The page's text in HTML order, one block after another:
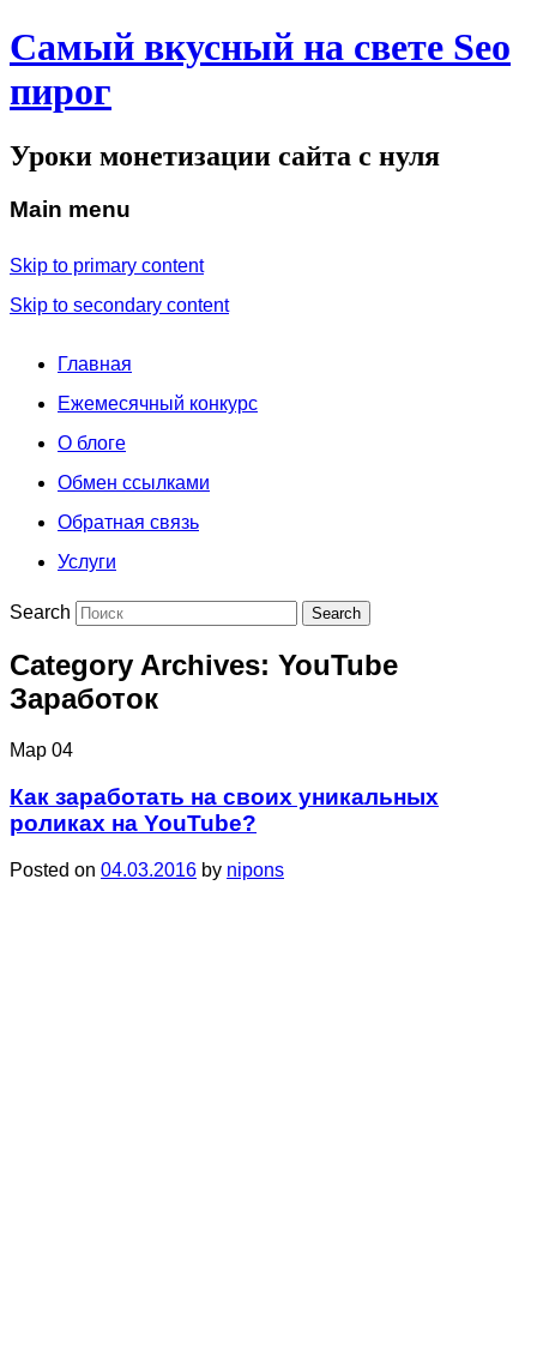
Самый вкусный на свете Seo
пирог
Уроки монетизации сайта с нуля
Main menu
Skip to primary content
Skip to secondary content
Главная
Ежемесячный конкурс
О блоге
Обмен ссылками
Обратная связь
Услуги
Search
Category Archives: YouTube
Заработок
Мар 04
Как заработать на своих уникальных
роликах на YouTube?
Posted on 04.03.2016 by nipons